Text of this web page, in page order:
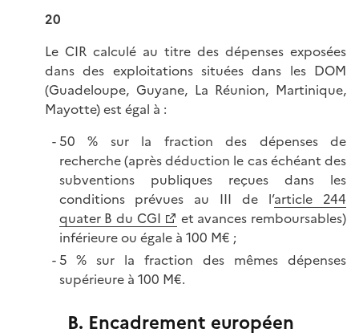
20
Le CIR calculé au titre des dépenses exposées
dans des exploitations situées dans les DOM
(Guadeloupe, Guyane, La Réunion, Martinique,
Mayotte) est égal à :
50 % sur la fraction des dépenses de
recherche (après déduction le cas échéant des
subventions publiques reçues dans les
conditions prévues au III de l’article 244
quater B du CGI
et avances remboursables)
inférieure ou égale à 100 M€ ;
5 % sur la fraction des mêmes dépenses
supérieure à 100 M€.
B. Encadrement européen